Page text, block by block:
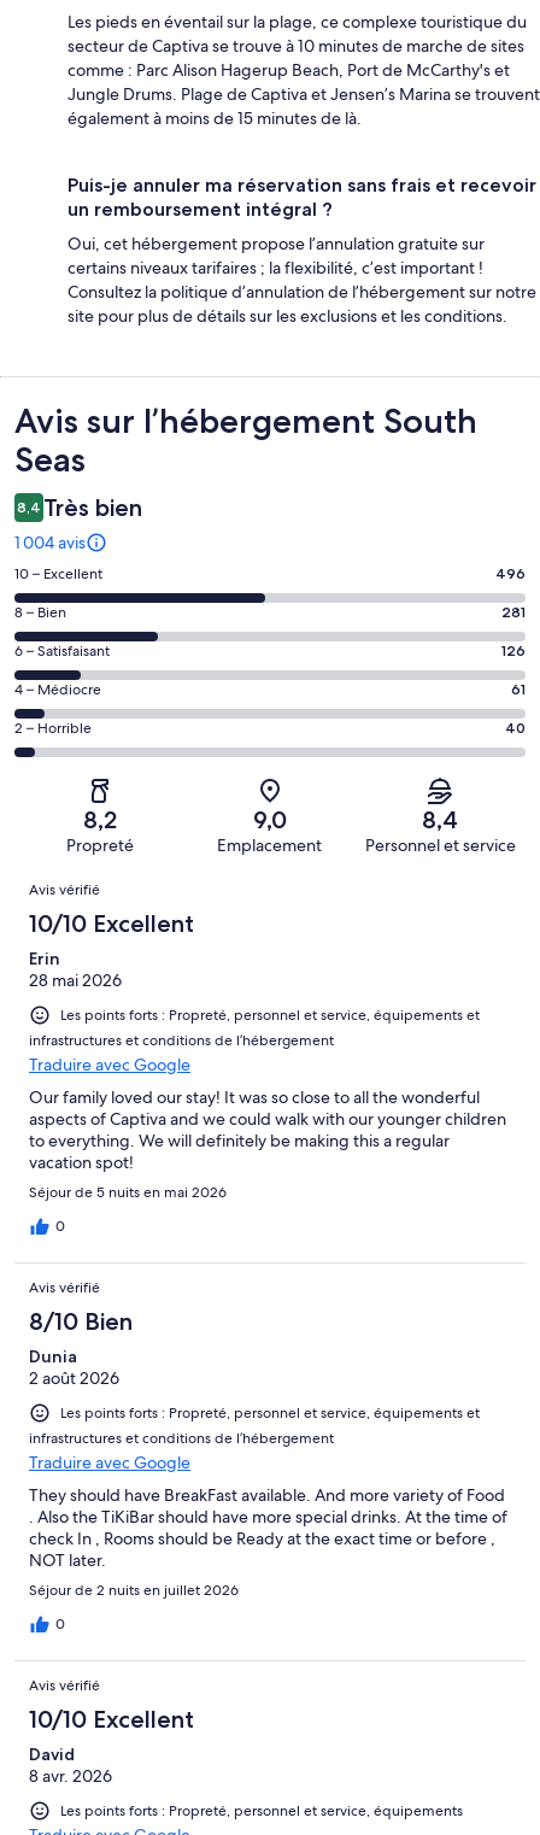
Les pieds en éventail sur la plage, ce complexe touristique du
secteur de Captiva se trouve à 10 minutes de marche de sites
comme : Parc Alison Hagerup Beach, Port de McCarthy's et
Jungle Drums. Plage de Captiva et Jensen’s Marina se trouvent
également à moins de 15 minutes de là.
Puis-je annuler ma réservation sans frais et recevoir
un remboursement intégral ?
Oui, cet hébergement propose l’annulation gratuite sur
certains niveaux tarifaires ; la flexibilité, c’est important !
Consultez la politique d’annulation de l’hébergement sur notre
site pour plus de détails sur les exclusions et les conditions.
Avis
Avis sur l’hébergement South
Seas
8,4 Très bien
1 004 avis
Note
des
voyageurs
de 10
(Excellent),
d’après 496 avis
sur 1004.
10 – Excellent 496
Note
des
voyageurs
de 8
(Bien),
d’après 281 avis
sur 1004.
8 – Bien 281
Note
des
voyageurs
de 6
(Satisfaisant),
d’après 126 avis
sur 1004.
6 – Satisfaisant 126
Note
des
voyageurs
(Médiocre),
d’après 61 avis
sur 1004.
4 – Médiocre 61
Note
des
voyageurs
(Horrible),
d’après 40 avis
sur 1004.
2 – Horrible 40
8,2
Propreté
9,0
Emplacement
8,4
Personnel et service
Avis
Avis vérifié
10/10 Excellent
Erin
28 mai 2026
Les points forts : Propreté, personnel et service, équipements et
infrastructures et conditions de l’hébergement
Traduire avec Google
Our family loved our stay! It was so close to all the wonderful
aspects of Captiva and we could walk with our younger children
to everything. We will definitely be making this a regular
vacation spot!
Séjour de 5 nuits en mai 2026
0
Avis vérifié
8/10 Bien
Dunia
2 août 2026
Les points forts : Propreté, personnel et service, équipements et
infrastructures et conditions de l’hébergement
Traduire avec Google
They should have BreakFast available. And more variety of Food
. Also the TiKiBar should have more special drinks. At the time of
check In , Rooms should be Ready at the exact time or before ,
NOT later.
Séjour de 2 nuits en juillet 2026
0
Avis vérifié
10/10 Excellent
David
8 avr. 2026
Les points forts : Propreté, personnel et service, équipements